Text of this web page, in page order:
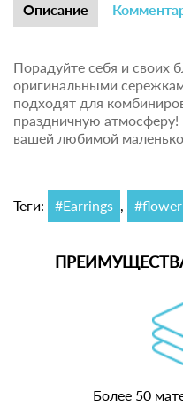
Описание
Порадуйте себя и своих
оригинальными
подходят для
праздничную
вашей любимой
Теги: #Earrings , #flower
Более 50